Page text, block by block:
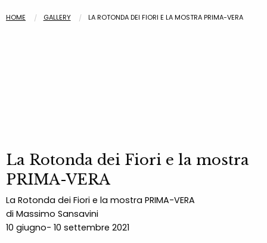
HOME GALLERY LA ROTONDA DEI FIORI E LA MOSTRA PRIMA-VERA
La Rotonda dei Fiori e la mostra
PRIMA-VERA
La Rotonda dei Fiori e la mostra PRIMA-VERA
di Massimo Sansavini
10 giugno- 10 settembre 2021